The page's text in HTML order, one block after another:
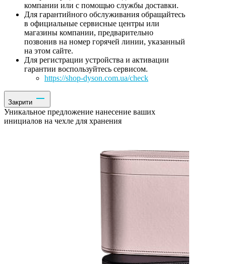
компании или с помощью службы доставки.
Для гарантийного обслуживания обращайтесь
в официальные сервисные центры или
магазины компании, предварительно
позвонив на номер горячей линии, указанный
на этом сайте.
Для регистрации устройства и активации
гарантии воспользуйтесь сервисом.
https://shop-dyson.com.ua/check
Закрити
Уникальное предложение нанесение ваших
инициалов на чехле для хранения